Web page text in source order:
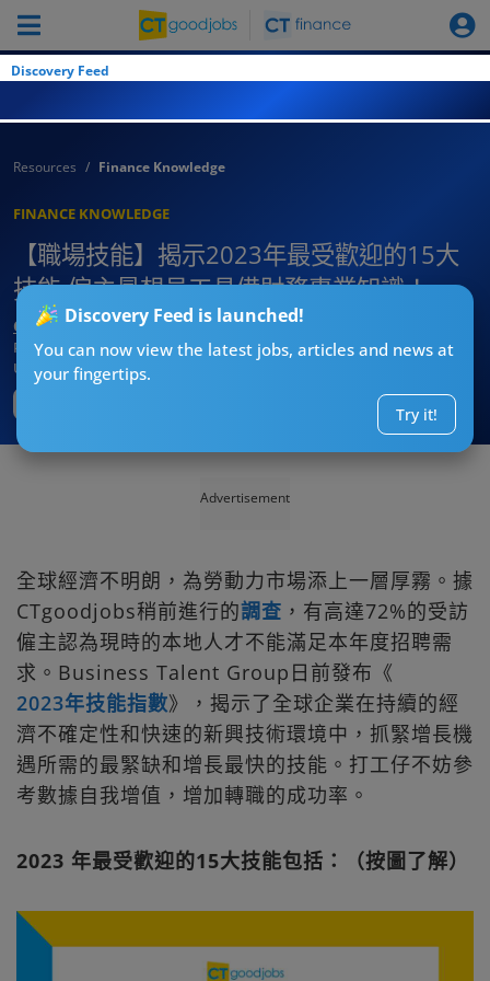
Discovery Feed
Discovery Feed is launched!
You can now view the latest jobs, articles and news at
your fingertips.
Try it!
Resources Finance Knowledge
FINANCE KNOWLEDGE
【職場技能】揭示2023年最受歡迎的15大
技能 僱主最想員工具備財務專業知識！
CTgoodjobs’ Editor
Published: 2023-09-05
Updated:2023-09-05 11:08
Advertisement
全球經濟不明朗，為勞動力市場添上一層厚霧。據
CTgoodjobs稍前進行的調查 ，有高達72%的受訪
僱主認為現時的本地人才不能滿足本年度招聘需
求。Business Talent Group日前發布《
2023年技能指數》，揭示了全球企業在持續的經
濟不確定性和快速的新興技術環境中，抓緊增長機
遇所需的最緊缺和增長最快的技能。打工仔不妨參
考數據自我增值，增加轉職的成功率。
2023 年最受歡迎的15大技能包括：（按圖了解）